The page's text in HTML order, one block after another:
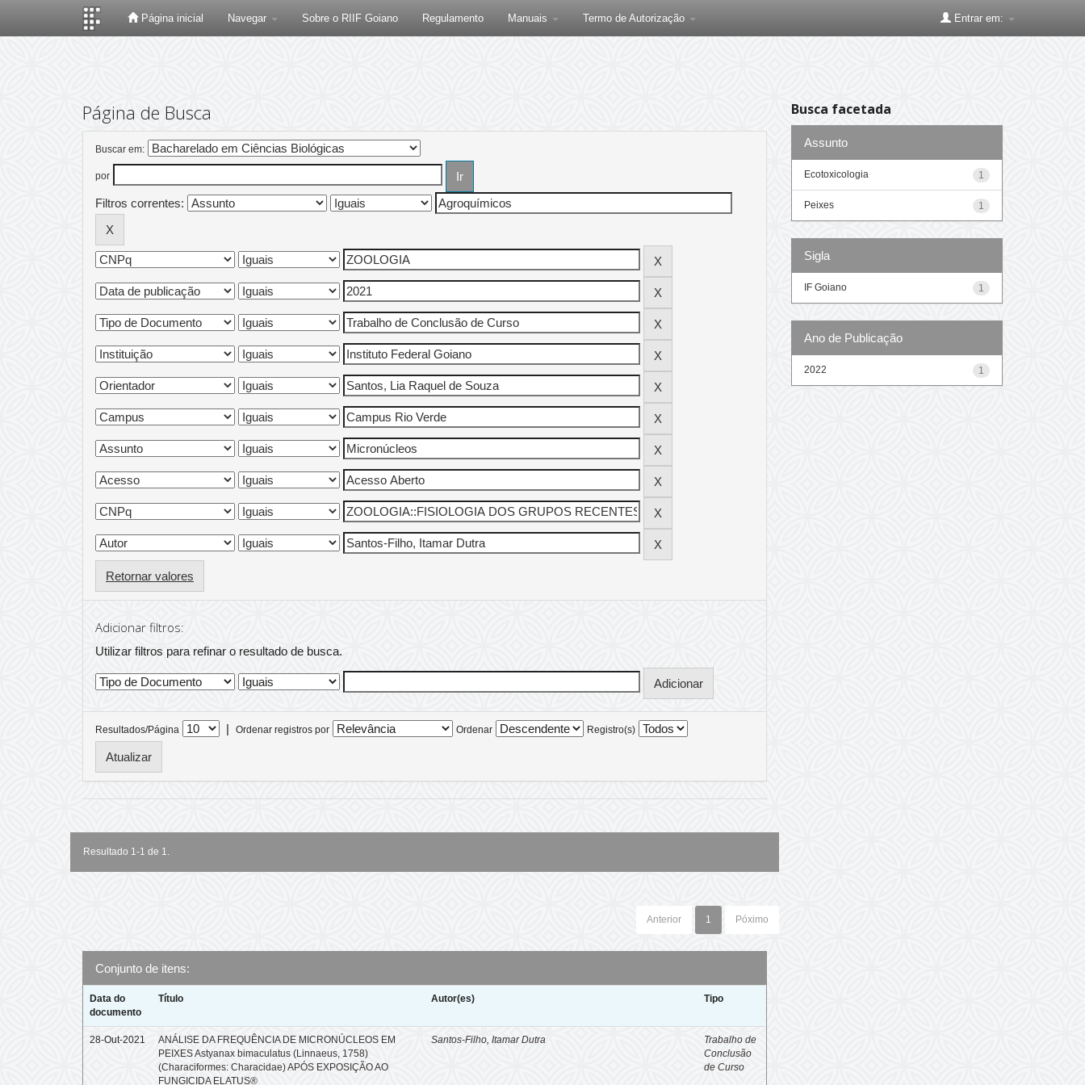
Página inicial Navegar Sobre o RIIF Goiano Regulamento Manuais Termo de Autorização Entrar em:
Página de Busca
Buscar em:
por
Filtros correntes:
Retornar valores
Adicionar filtros:
Utilizar filtros para refinar o resultado de busca.
Resultados/Página | Ordenar registros por Ordenar Registro(s)
Resultado 1-1 de 1.
Anterior 1 Póximo
Conjunto de itens:
Data do
documento
Título Autor(es) Tipo
28-Out-2021
ANÁLISE DA FREQUÊNCIA DE MICRONÚCLEOS EM
PEIXES Astyanax bimaculatus (Linnaeus, 1758)
(Characiformes: Characidae) APÓS EXPOSIÇÃO AO
FUNGICIDA ELATUS®
Santos-Filho, Itamar Dutra
Trabalho de
Conclusão
de Curso
Busca facetada
Assunto
1
Ecotoxicologia
1
Peixes
Sigla
1
IF Goiano
Ano de Publicação
1
2022